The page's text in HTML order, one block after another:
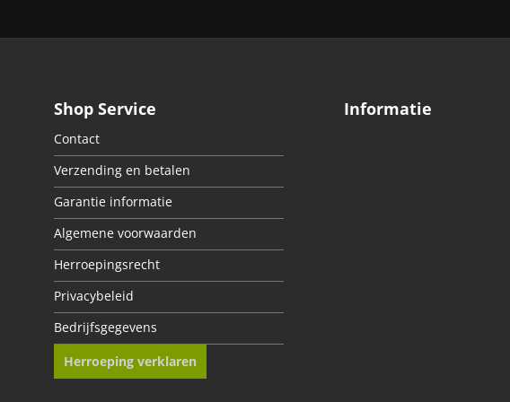
Shop Service
Contact
Verzending en betalen
Garantie informatie
Algemene voorwaarden
Herroepingsrecht
Privacybeleid
Bedrijfsgegevens
Herroeping verklaren
Informatie